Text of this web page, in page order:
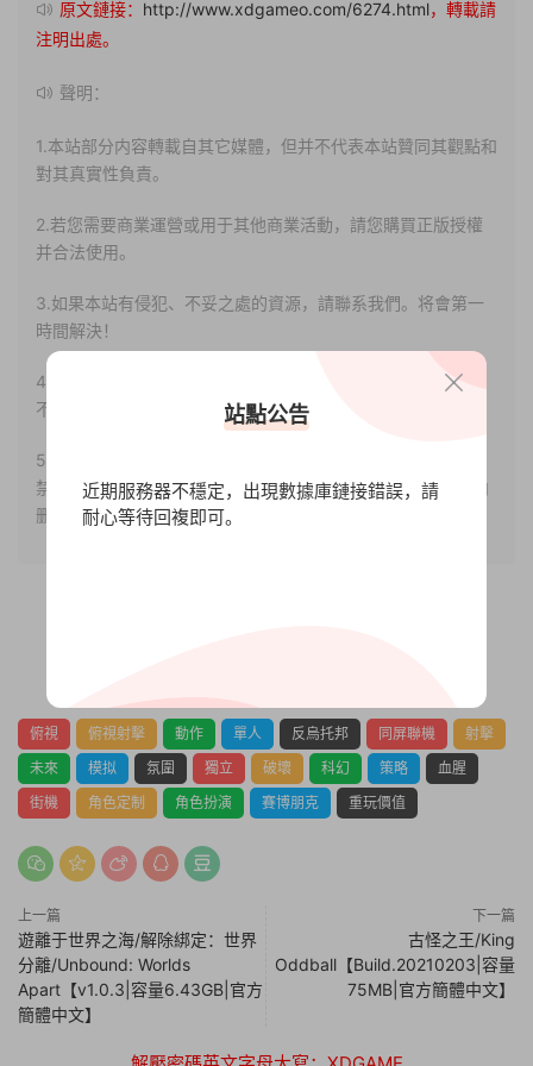
原文鏈接： http://www.xdgameo.com/6274.html，轉載請
注明出處。
聲明：
1.本站部分内容轉載自其它媒體，但并不代表本站贊同其觀點和
對其真實性負責。
2.若您需要商業運營或用于其他商業活動，請您購買正版授權
并合法使用。
3.如果本站有侵犯、不妥之處的資源，請聯系我們。将會第一
時間解決！
4.本站部分内容均由互聯網收集整理，僅供大家參考、學習，
不存在任何商業目的與商業用途。
5.本站提供的所有資源僅供參考學習使用，版權歸原著所有，
禁止下載本站資源參與任何商業和非法行爲，請于24小時之内
删除!
俯視 俯視射擊 動作 單人 反烏托邦 同屏聯機
射擊
未來
模拟 氛圍 獨立 破壞 科幻 策略
血腥
街機
角色定制 角色扮演 賽博朋克 重玩價值
上一篇
遊離于世界之海/解除綁定：世界
分離/Unbound: Worlds
Apart【v1.0.3|容量6.43GB|官方
簡體中文】
下一篇
古怪之王/King
Oddball【Build.20210203|容量
75MB|官方簡體中文】
站點公告
近期服務器不穩定，出現數據庫鏈接錯誤，請
耐心等待回複即可。